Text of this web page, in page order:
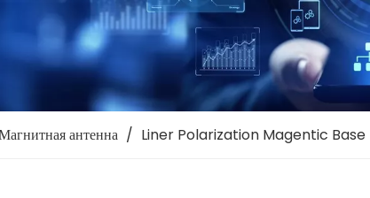
антенна / Liner Polarization Magentic Base